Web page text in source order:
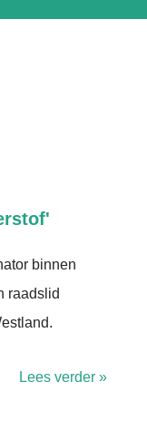
binnen
raadslid
Lees verder »